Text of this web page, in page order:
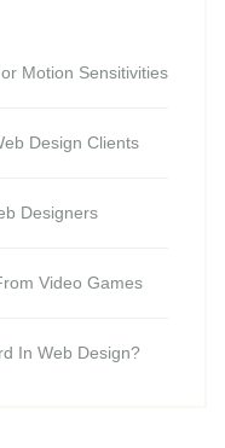
Motion Sensitivities
Design Clients
Designers
Video Games
In Web Design?